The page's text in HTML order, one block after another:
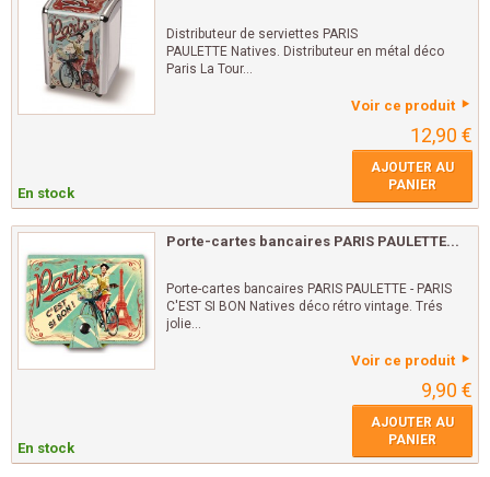
Distributeur de serviettes PARIS
PAULETTE Natives. Distributeur en métal déco
Paris La Tour...
Voir ce produit
12,90 €
En stock
AJOUTER AU
PANIER
Porte-cartes bancaires PARIS PAULETTE...
Porte-cartes bancaires PARIS PAULETTE - PARIS
C'EST SI BON Natives déco rétro vintage. Trés
jolie...
Voir ce produit
9,90 €
En stock
AJOUTER AU
PANIER